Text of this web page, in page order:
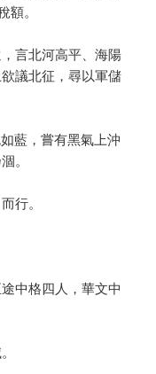
額。
言北河高平、海陽
議北征，尋以軍儲
藍，嘗有黑氣上沖
。
行。
中格四人，華文中